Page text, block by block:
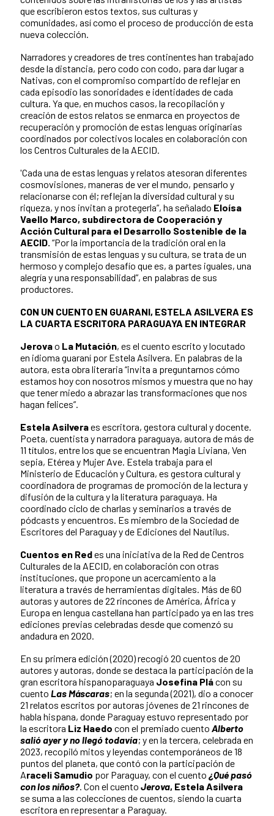
que escribieron estos textos, sus culturas y
comunidades, así como el proceso de producción de esta
nueva colección.
Narradores y creadores de tres continentes han trabajado
desde la distancia, pero codo con codo, para dar lugar a
Nativas, con el compromiso compartido de reflejar en
cada episodio las sonoridades e identidades de cada
cultura. Ya que, en muchos casos, la recopilación y
creación de estos relatos se enmarca en proyectos de
recuperación y promoción de estas lenguas originarias
coordinados por colectivos locales en colaboración con
los Centros Culturales de la AECID.
'Cada una de estas lenguas y relatos atesoran diferentes
cosmovisiones, maneras de ver el mundo, pensarlo y
relacionarse con él; reflejan la diversidad cultural y su
riqueza, y nos invitan a protegerla”, ha señalado Eloísa
Vaello Marco, subdirectora de Cooperación y
Acción Cultural para el Desarrollo Sostenible de la
AECID. “Por la importancia de la tradición oral en la
transmisión de estas lenguas y su cultura, se trata de un
hermoso y complejo desafío que es, a partes iguales, una
alegría y una responsabilidad”, en palabras de sus
productores.
CON UN CUENTO EN GUARANI, ESTELA ASILVERA ES
LA CUARTA ESCRITORA PARAGUAYA EN INTEGRAR
Jerovao La Mutación, es el cuento escrito y locutado
en idioma guaraní por Estela Asilvera. En palabras de la
autora, esta obra literaria “invita a preguntarnos cómo
estamos hoy con nosotros mismos y muestra que no hay
que tener miedo a abrazar las transformaciones que nos
hagan felices”.
Estela Asilveraes escritora, gestora cultural y docente.
Poeta, cuentista y narradora paraguaya, autora de más de
11 títulos, entre los que se encuentran Magia Liviana, Ven
sepia, Etérea y Mujer Ave. Estela trabaja para el
Ministerio de Educación y Cultura, es gestora cultural y
coordinadora de programas de promoción de la lectura y
difusión de la cultura y la literatura paraguaya. Ha
coordinado ciclo de charlas y seminarios a través de
pódcasts y encuentros. Es miembro de la Sociedad de
Escritores del Paraguay y de Ediciones del Nautilus.
Cuentos en Redes una iniciativa de la Red de Centros
Culturales de la AECID, en colaboración con otras
instituciones, que propone un acercamiento a la
literatura a través de herramientas digitales. Más de 60
autoras y autores de 22 rincones de América, África y
Europa en lengua castellana han participado ya en las tres
ediciones previas celebradas desde que comenzó su
andadura en 2020.
En su primera edición (2020) recogió 20 cuentos de 20
autores y autoras, donde se destaca la participación de la
gran escritora hispanoparaguaya Josefina Plácon su
cuento Las Máscaras; en la segunda (2021), dio a conocer
21 relatos escritos por autoras jóvenes de 21 rincones de
habla hispana, donde Paraguay estuvo representado por
la escritora Liz Haedo con el premiado cuento Alberto
salió ayer y no llegó todavía; y en la tercera, celebrada en
2023, recopiló mitos y leyendas contemporáneos de 18
puntos del planeta, que contó con la participación de
Araceli Samudio por Paraguay, con el cuento ¿Qué pasó
con los niños?. Con el cuento Jerova, Estela Asilvera
se suma a las colecciones de cuentos, siendo la cuarta
escritora en representar a Paraguay.